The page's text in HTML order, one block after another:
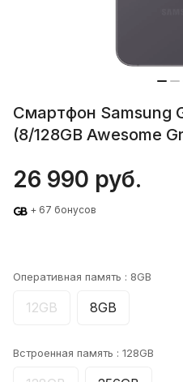
Смартфон Samsung
(8/128GB Awesome
26 990 руб.
+ 67 бонусов
Оперативная память : 8GB
12GB 8GB
Встроенная память : 128GB